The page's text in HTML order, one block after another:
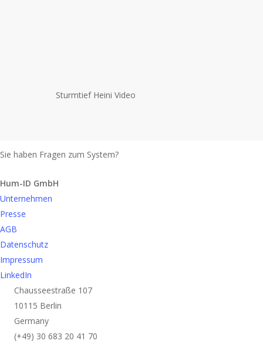
Sturmtief Heini Video
Sie haben Fragen zum System?
Hum-ID GmbH
Unternehmen
Presse
AGB
Datenschutz
Impressum
LinkedIn
Chausseestraße 107
10115 Berlin
Germany
(+49) 30 683 20 41 70